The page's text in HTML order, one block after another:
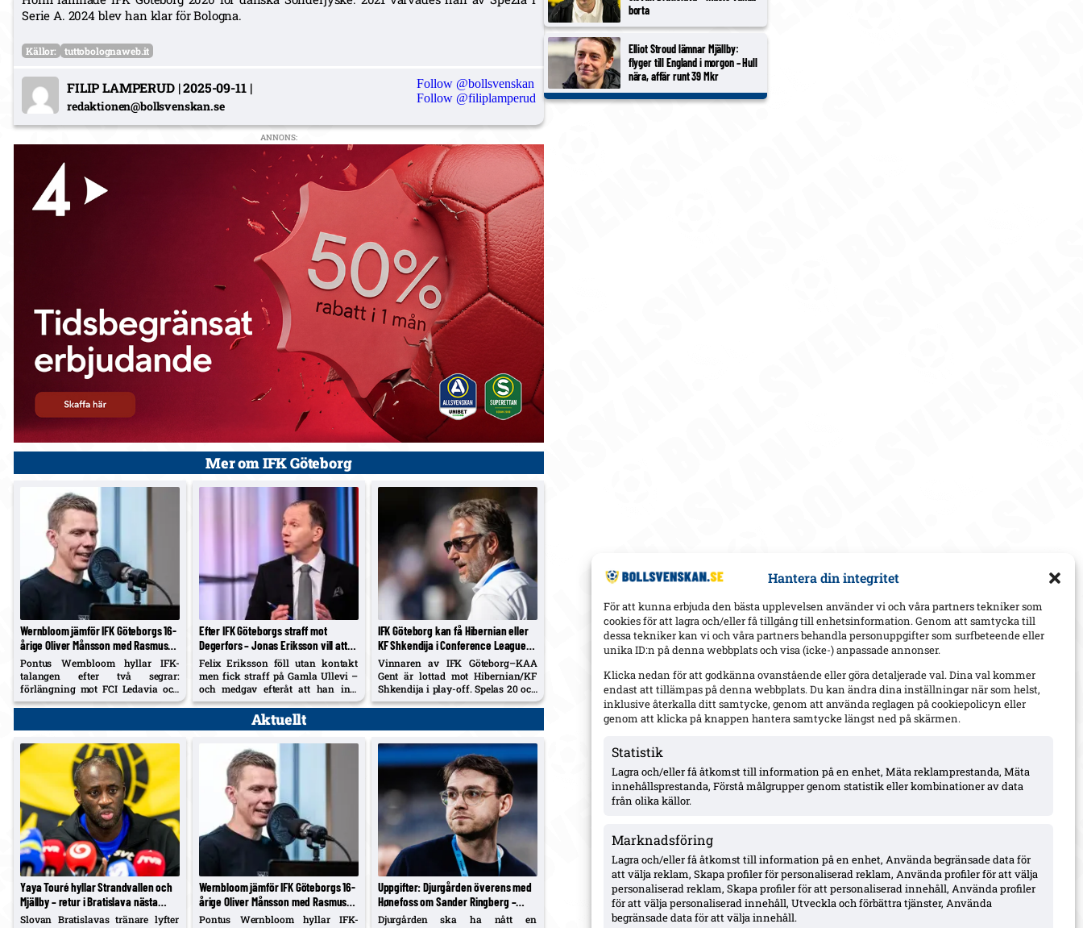
Hantera din integritet
För att kunna erbjuda den bästa upplevelsen använder vi och våra partners tekniker som
cookies för att lagra och/eller få tillgång till enhetsinformation. Genom att samtycka till
dessa tekniker kan vi och våra partners behandla personuppgifter som surfbeteende eller
unika ID:n på denna webbplats och visa (icke-) anpassade annonser.
Klicka nedan för att godkänna ovanstående eller göra detaljerade val. Dina val kommer
endast att tillämpas på denna webbplats. Du kan ändra dina inställningar när som helst,
inklusive återkalla ditt samtycke, genom att använda reglagen på cookiepolicyn eller
genom att klicka på knappen hantera samtycke längst ned på skärmen.
Statistik
Lagra och/eller få åtkomst till information på en enhet, Mäta reklamprestanda, Mäta
innehållsprestanda, Förstå målgrupper genom statistik eller kombinationer av data
från olika källor.
Marknadsföring
Lagra och/eller få åtkomst till information på en enhet, Använda begränsade data för
att välja reklam, Skapa profiler för personaliserad reklam, Använda profiler för att välja
personaliserad reklam, Skapa profiler för att personaliserad innehåll, Använda profiler
för att välja personaliserad innehåll, Utveckla och förbättra tjänster, Använda
begränsade data för att välja innehåll.
Serie A. 2024 blev han klar för Bologna.
Källor: tuttobolognaweb.it
FILIP LAMPERUD|2025-09-11|
redaktionen@bollsvenskan.se
Follow @bollsvenskan
Follow @filiplamperud
ANNONS:
Mer om IFK Göteborg
Wernbloom jämför IFK Göteborgs 16-
årige Oliver Månsson med Rasmus
Elm – två raka starter under
Björklund
Pontus Wernbloom hyllar IFK-
talangen efter två segrar:
förlängning mot FCI Ledavia och
tre poäng mot Degerfors. "Det är en
Efter IFK Göteborgs straff mot
Degerfors – Jonas Eriksson vill att
klubbarna anmäler filmningar i
efterhand
Felix Eriksson föll utan kontakt
men fick straff på Gamla Ullevi –
och medgav efteråt att han inte
rördes. Nu uppmanar SVT-experten
Jonas Eriksson klubbarna att enas
om att anmäla filmningar i
IFK Göteborg kan få Hibernian eller
KF Shkendija i Conference League-
playoff – hemmastart vid
avancemang
Vinnaren av IFK Göteborg–KAA
Gent är lottad mot Hibernian/KF
Shkendija i play-off. Spelas 20 och
27 augusti; första mötet med Gent
Aktuellt
Yaya Touré hyllar Strandvallen och
Mjällby – retur i Bratislava nästa
vecka
Slovan Bratislavas tränare lyfter
Wernbloom jämför IFK Göteborgs 16-
årige Oliver Månsson med Rasmus
Elm – två raka starter under
Pontus Wernbloom hyllar IFK-
Uppgifter: Djurgården överens med
Hønefoss om Sander Ringberg –
miljonbelopp, toppförsäljning från
Djurgården ska ha nått en
borta
Elliot Stroud lämnar Mjällby:
flyger till England i morgon – Hull
nära, affär runt 39 Mkr